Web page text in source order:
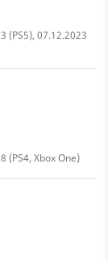
(PS5), 07.12.2023
(PS4, Xbox One)